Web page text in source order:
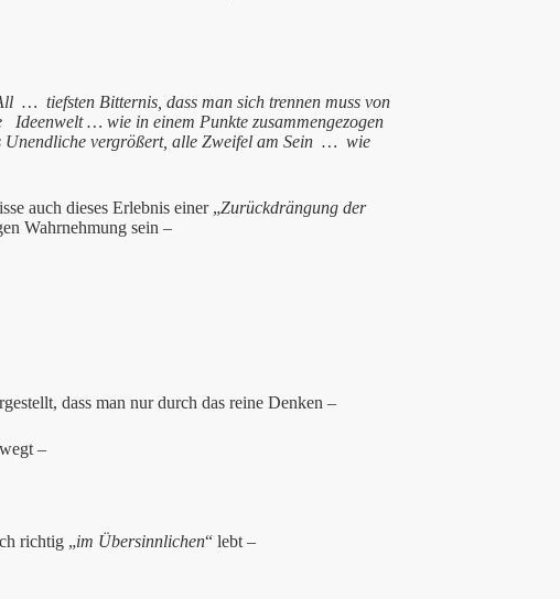
… tiefsten Bitternis, dass man sich trennen muss von
Ideenwelt … wie in einem Punkte zusammengezogen
vergrößert, alle Zweifel am Sein … wie
auch dieses Erlebnis einer „Zurückdrängung der
Wahrnehmung sein –
dass man nur durch das reine Denken –
–
richtig „im Übersinnlichen“ lebt –